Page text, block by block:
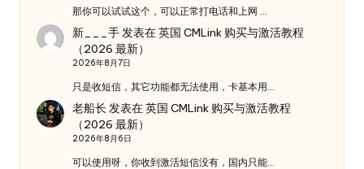
那你可以试试这个，可以正常打电话和上网 …
新___手发表在英国 CMLink 购买与激活教程
（2026 最新）
2026年8月7日
只是收短信，其它功能都无法使用，卡基本用…
老船长 发表在英国 CMLink 购买与激活教程
（2026 最新）
2026年8月6日
可以使用呀，你收到激活短信没有，国内只能…